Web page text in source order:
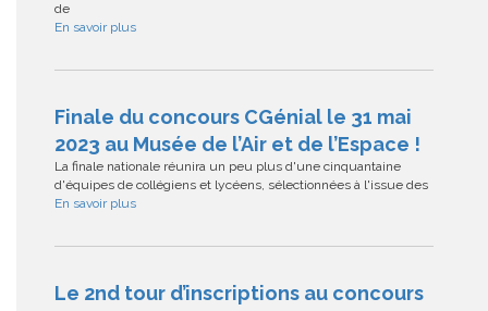
de
En savoir plus
Finale du concours CGénial le 31 mai
2023 au Musée de l’Air et de l’Espace !
La finale nationale réunira un peu plus d'une cinquantaine
d'équipes de collégiens et lycéens, sélectionnées à l'issue des
En savoir plus
Le 2nd tour d’inscriptions au concours